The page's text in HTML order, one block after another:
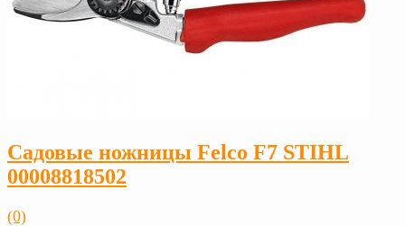
Садовые ножницы Felco F7 STIHL
00008818502
(0)